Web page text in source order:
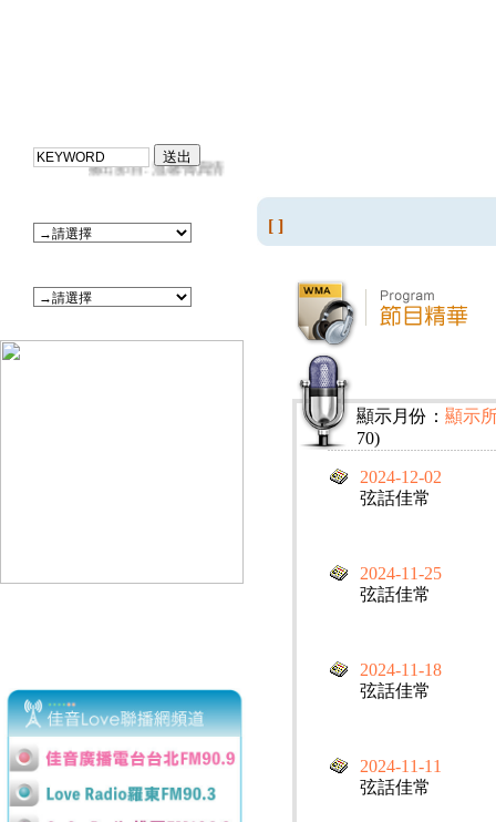
[ ]
顯示月份： 顯示
70)
2024-12-02
弦話佳常
2024-11-25
弦話佳常
2024-11-18
弦話佳常
2024-11-11
弦話佳常